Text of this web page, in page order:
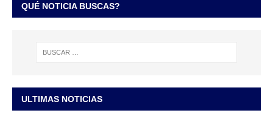
QUÉ NOTICIA BUSCAS?
ULTIMAS NOTICIAS